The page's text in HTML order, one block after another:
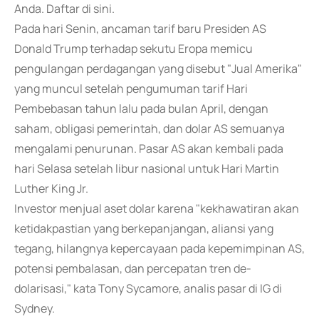
Anda. Daftar di sini.
Pada hari Senin, ancaman tarif baru Presiden AS
Donald Trump terhadap sekutu Eropa memicu
pengulangan perdagangan yang disebut "Jual Amerika"
yang muncul setelah pengumuman tarif Hari
Pembebasan tahun lalu pada bulan April, dengan
saham, obligasi pemerintah, dan dolar AS semuanya
mengalami penurunan. Pasar AS akan kembali pada
hari Selasa setelah libur nasional untuk Hari Martin
Luther King Jr.
Investor menjual aset dolar karena "kekhawatiran akan
ketidakpastian yang berkepanjangan, aliansi yang
tegang, hilangnya kepercayaan pada kepemimpinan AS,
potensi pembalasan, dan percepatan tren de-
dolarisasi," kata Tony Sycamore, analis pasar di IG di
Sydney.